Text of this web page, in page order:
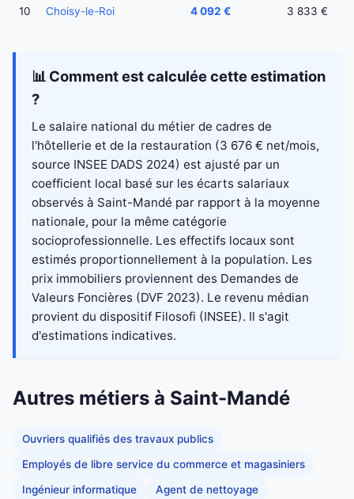
10 Choisy-le-Roi 4 092 € 3 833 €
📊 Comment est calculée cette estimation
?
Le salaire national du métier de cadres de
l'hôtellerie et de la restauration (3 676 € net/mois,
source INSEE DADS 2024) est ajusté par un
coefficient local basé sur les écarts salariaux
observés à Saint-Mandé par rapport à la moyenne
nationale, pour la même catégorie
socioprofessionnelle. Les effectifs locaux sont
estimés proportionnellement à la population. Les
prix immobiliers proviennent des Demandes de
Valeurs Foncières (DVF 2023). Le revenu médian
provient du dispositif Filosofi (INSEE). Il s'agit
d'estimations indicatives.
Autres métiers à Saint-Mandé
Ouvriers qualifiés des travaux publics
Employés de libre service du commerce et magasiniers
Ingénieur informatique Agent de nettoyage